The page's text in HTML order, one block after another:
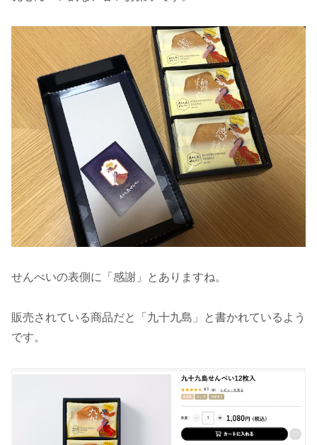
せんべいの表側に「感謝」とありますね。
販売されている商品だと「九十九島」と書かれているよう
です。